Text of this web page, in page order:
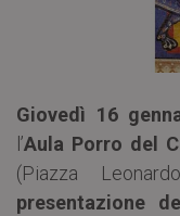
Giovedì 16
l’Aula Porro del
(Piazza
presentazione